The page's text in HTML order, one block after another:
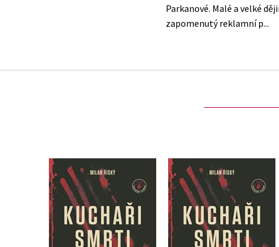
Parkanové. Malé a velké
Kuchaři smrti
Milan Říský
Kuchaři smrti –
autorská edice s
podpisem
Milan Říský